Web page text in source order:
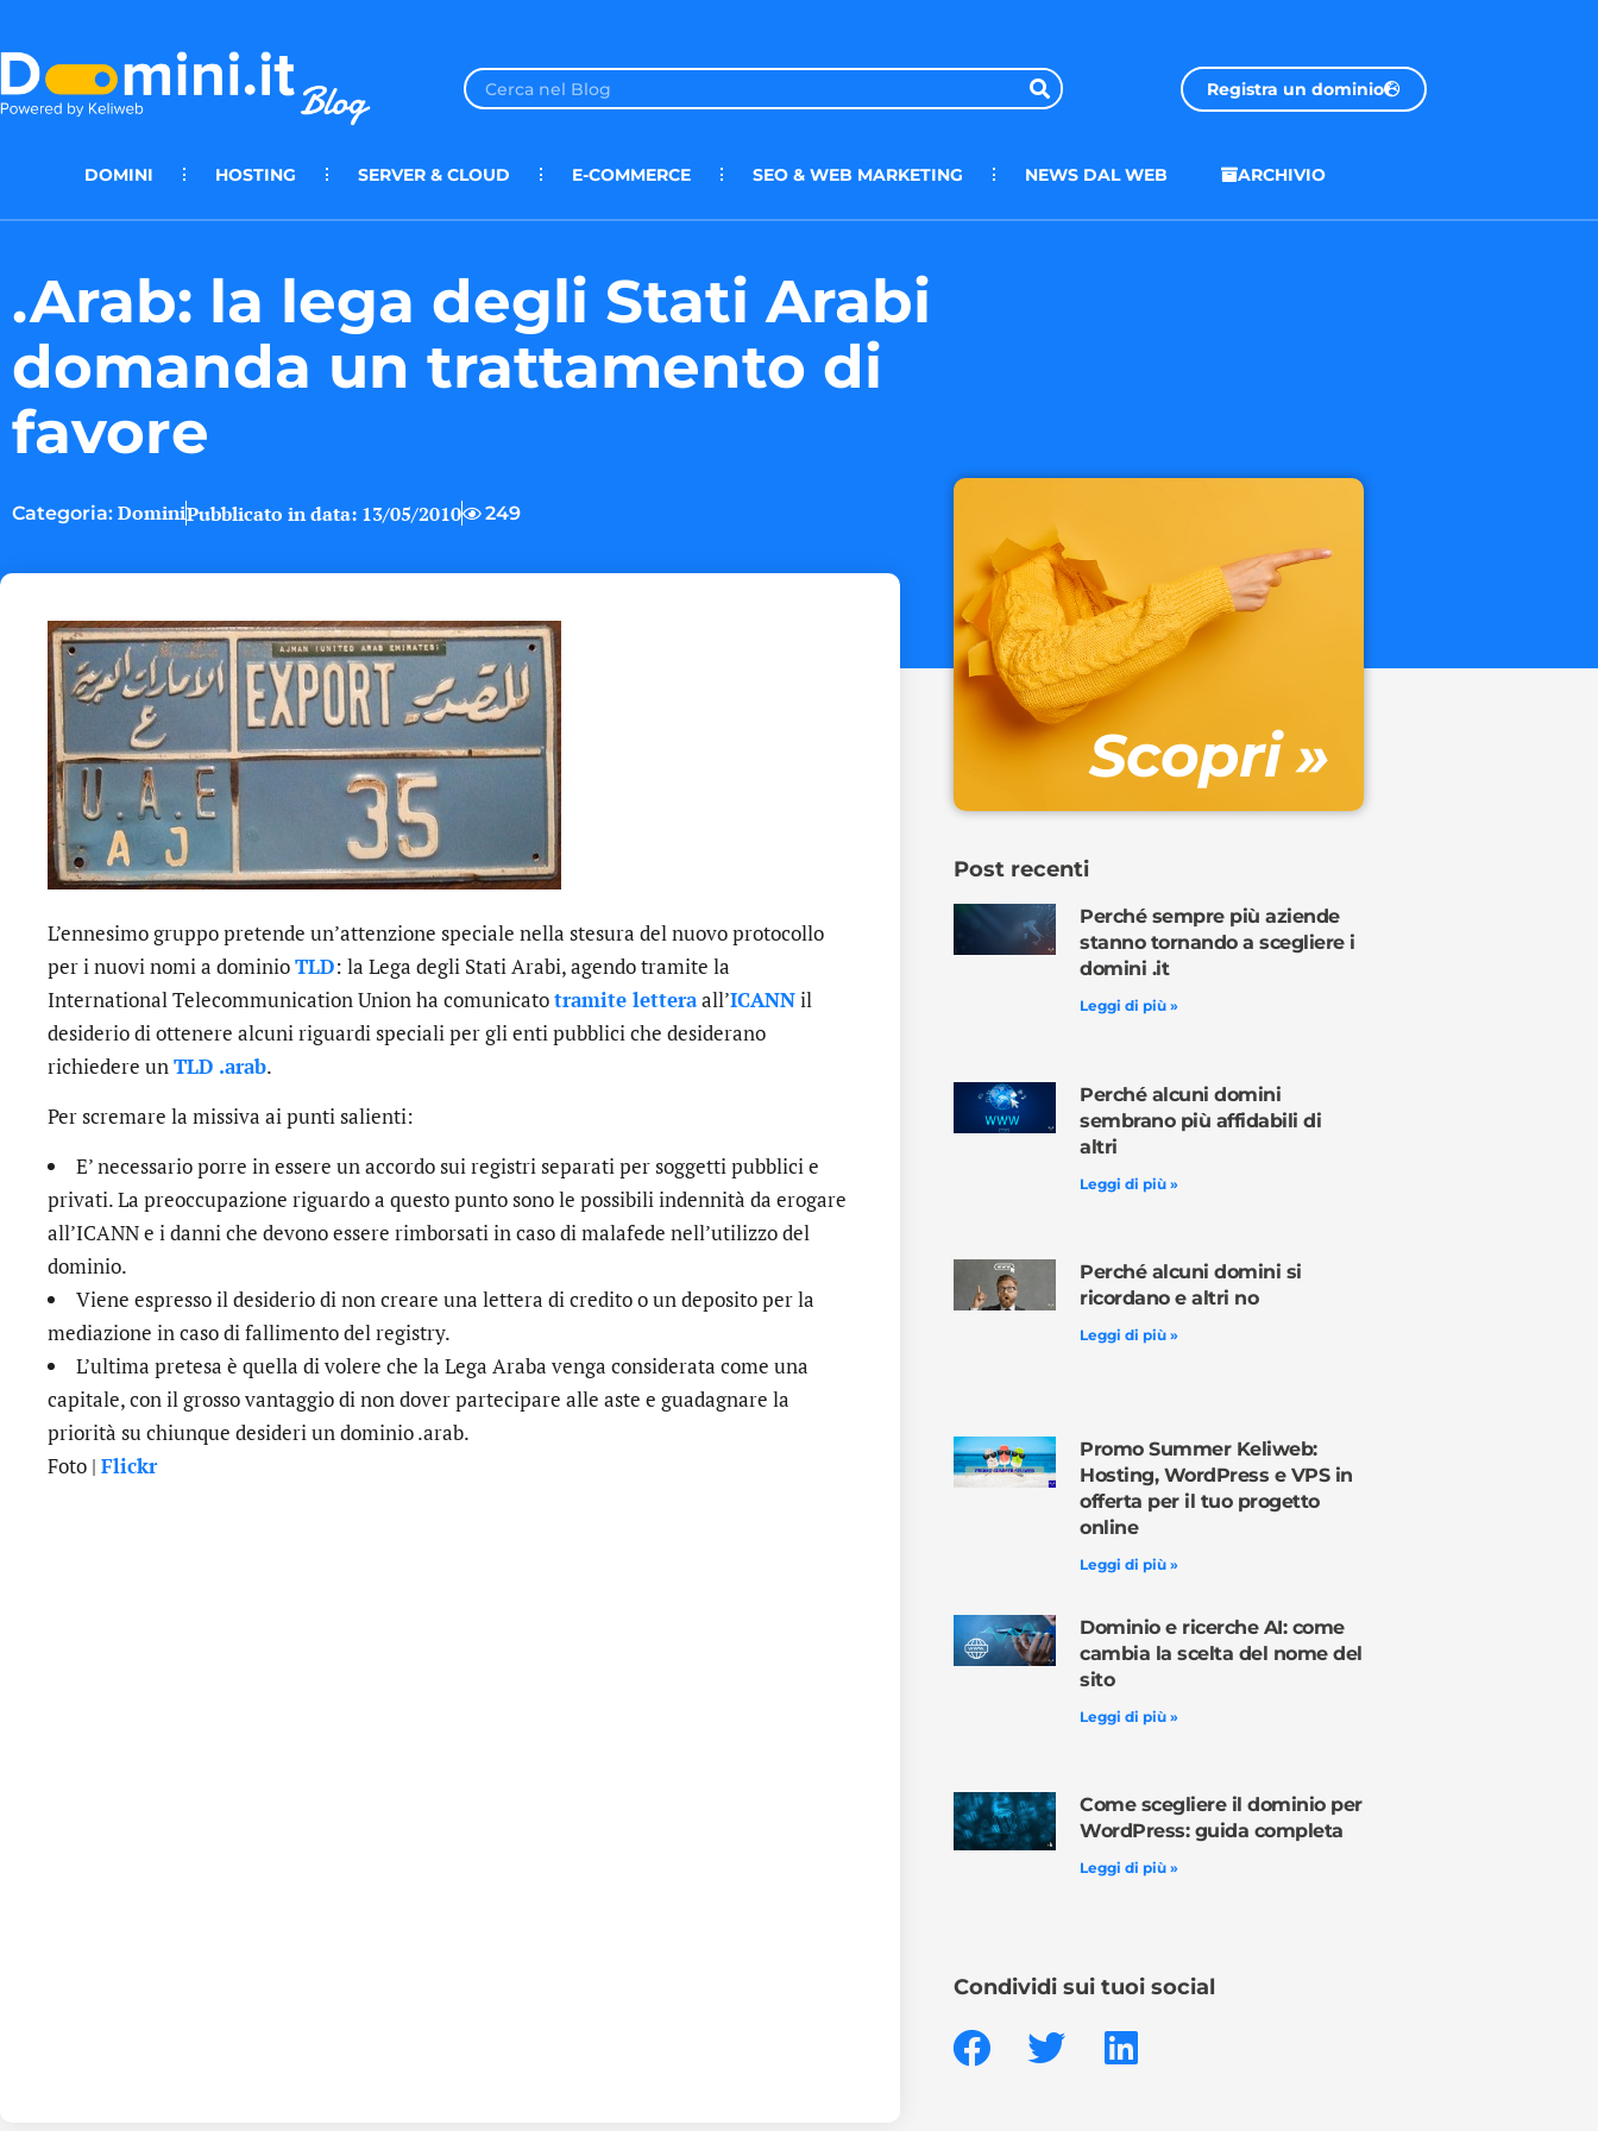
Registra un dominio
DOMINI HOSTING SERVER & CLOUD E-COMMERCE SEO & WEB MARKETING NEWS DAL WEB ARCHIVIO
.Arab: la lega degli Stati Arabi
domanda un trattamento di
favore
Categoria: DominiPubblicato in data: 13/05/2010 249
L’ennesimo gruppo pretende un’attenzione speciale nella stesura del nuovo protocollo
per i nuovi nomi a dominioTLD: la Lega degli Stati Arabi, agendo tramite la
International Telecommunication Union ha comunicatotramite letteraall’ICANNil
desiderio di ottenere alcuni riguardi speciali per gli enti pubblici che desiderano
richiedere un TLD .arab.
Per scremare la missiva ai punti salienti:
E’ necessario porre in essere un accordo sui registri separati per soggetti pubblici e
privati. La preoccupazione riguardo a questo punto sono le possibili indennità da erogare
all’ICANN e i danni che devono essere rimborsati in caso di malafede nell’utilizzo del
dominio.
Viene espresso il desiderio di non creare una lettera di credito o un deposito per la
mediazione in caso di fallimento del registry.
L’ultima pretesa è quella di volere che la Lega Araba venga considerata come una
capitale, con il grosso vantaggio di non dover partecipare alle aste e guadagnare la
priorità su chiunque desideri un dominio .arab.
Foto | Flickr
Scopri »
Post recenti
Perché sempre più aziende
stanno tornando a scegliere i
domini .it
Leggi di più »
Perché alcuni domini
sembrano più affidabili di
altri
Leggi di più »
Perché alcuni domini si
ricordano e altri no
Leggi di più »
Promo Summer Keliweb:
Hosting, WordPress e VPS in
offerta per il tuo progetto
online
Leggi di più »
Dominio e ricerche AI: come
cambia la scelta del nome del
sito
Leggi di più »
Come scegliere il dominio per
WordPress: guida completa
Leggi di più »
Condividi sui tuoi social